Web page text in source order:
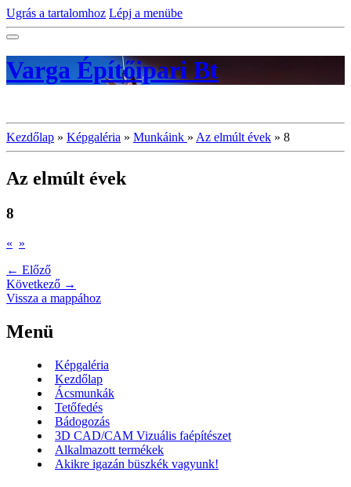
Ugrás a tartalomhoz Lépj a menübe
Varga Építőipari Bt
Kezdőlap » Képgaléria » Munkáink » Az elmúlt évek » 8
Az elmúlt évek
8
« »
← Előző
Következő →
Vissza a mappához
Menü
Képgaléria
Kezdőlap
Ácsmunkák
Tetőfedés
Bádogozás
3D CAD/CAM Vizuális faépítészet
Alkalmazott termékek
Akikre igazán büszkék vagyunk!